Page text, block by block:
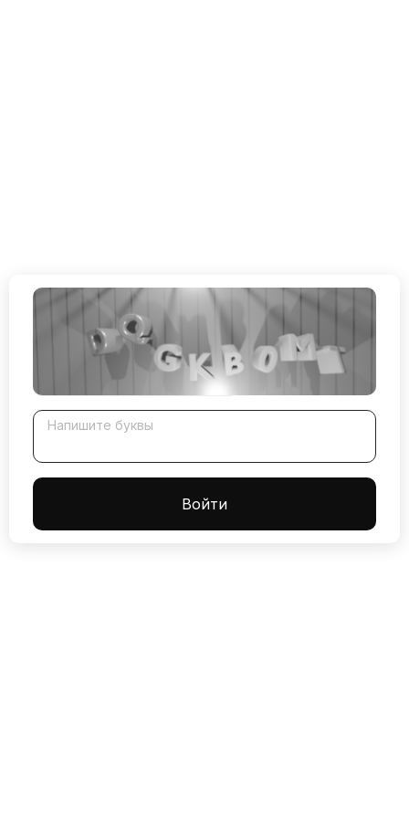
Напишите буквы
Boйти